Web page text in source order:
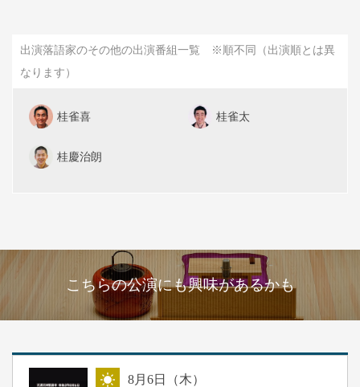
出演落語家のその他の出演番組一覧 ※順不同（出演順とは異
なります）
桂雀喜 桂雀太
桂慶治朗
こちらの公演にも興味があるかも
8月6日（木）